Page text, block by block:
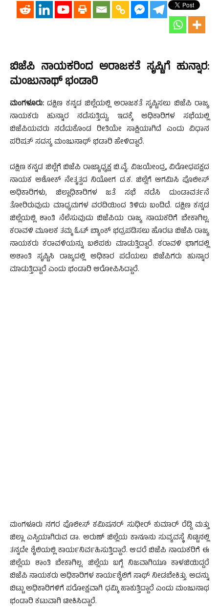
ಬಿಜೆಪಿ ನಾಯಕರಿಂದ ಅರಾಜಕತೆ ಸೃಷ್ಟಿಗೆ ಹುನ್ನಾರ:
ಮಂಜುನಾಥ್ ಭಂಡಾರಿ
ಮಂಗಳೂರು: ದಕ್ಷಿಣ ಕನ್ನಡ ಜಿಲ್ಲೆಯಲ್ಲಿ ಅರಾಜಕತೆ ಸೃಷ್ಟಿಸಲು ಬಿಜೆಪಿ ರಾಜ್ಯ
ನಾಯಕರು ಹುನ್ನಾರ ನಡೆಸುತ್ತಿದ್ದು, ಇದಕ್ಕೆ ಅಧಿಕಾರಿಗಳ ಸಭೆಯಲ್ಲಿ
ಬಿಜೆಪಿಯವರು ನಡೆದುಕೊಂಡ ರೀತಿಯೇ ಸಾಕ್ಷಿಯಾಗಿದೆ ಎಂದು ವಿಧಾನ
ಪರಿಷತ್ ಸದಸ್ಯ ಮಂಜುನಾಥ್ ಭಡಾರಿ ಹೇಳಿದ್ದಾರೆ.
ದಕ್ಷಿಣ ಕನ್ನಡ ಜಿಲ್ಲೆಗೆ ಬಿಜೆಪಿ ರಾಜ್ಯಾಧ್ಯಕ್ಷ ಬಿ.ವೈ. ವಿಜಯೇಂದ್ರ, ವಿರೋಧಪಕ್ಷದ
ನಾಯಕ ಅಶೋಕ್ ನೇತೃತ್ವದ ನಿಯೋಗ ದ.ಕ. ಜಿಲ್ಲೆಗೆ ಆಗಮಿಸಿ ಪೊಲೀಸ್
ಅಧಿಕಾರಿಗಳು, ಜಿಲ್ಲಾಧಿಕಾರಿಗಳ ಜತೆ ಸಭೆ ನಡೆಸಿ ದುಂಡಾವರ್ತನೆ
ತೋರಿರುವುದು ಮಾಧ್ಯಮಗಳ ವರದಿಯಿಂದ ತಿಳಿದು ಬಂದಿದೆ. ದಕ್ಷಿಣ ಕನ್ನಡ
ಜಿಲ್ಲೆಯಲ್ಲಿ ಶಾಂತಿ ನೆಲೆಸುವುದು ಬಿಜೆಪಿಯ ರಾಜ್ಯ ನಾಯಕರಿಗೆ ಬೇಕಾಗಿಲ್ಲ.
ಕರಾವಳಿ ಮೂಲಕ ತಮ್ಮ ಓಟ್ ಬ್ಯಾಂಕ್ ಭದ್ರಪಡಿಸಲು ಹೊರಟ ಬಿಜೆಪಿ ರಾಜ್ಯ
ನಾಯಕರು ಕರಾವಳಿಯನ್ನು ಬಲಿಪಶು ಮಾಡುತ್ತಿದ್ದಾರೆ. ಕರಾವಳಿ ಭಾಗದಲ್ಲಿ
ಅಶಾಂತಿ ಸೃಷ್ಟಿಸಿ ರಾಜ್ಯದಲ್ಲಿ ಅಧಿಕಾರ ಪಡೆಯಲು ಬಿಜೆಪಿಗರು ಹುನ್ನಾರ
ಮಾಡುತ್ತಿದ್ದಾರೆ ಎಂದು ಭಂಡಾರಿ ಆರೋಪಿಸಿದ್ದಾರೆ.
ಮಂಗಳೂರು ನಗರ ಪೊಲೀಸ್ ಕಮಿಷನರ್ ಸುಧೀರ್ ಕುಮಾರ್ ರೆಡ್ಡಿ ಮತ್ತು
ಜಿಲ್ಲಾ ಎಸ್ಪಿಯಾಗಿರುವ ಡಾ. ಅರುಣ್ ಜಿಲ್ಲೆಯ ಕಾನೂನು ಸುವ್ಯವಸ್ಥೆ ನಿಟ್ಟಿನಲ್ಲಿ
ತನ್ನದೇ ಶೈಲಿಯಲ್ಲಿ ಕಾರ್ಯನಿರ್ವಹಿಸುತ್ತಿದ್ದಾರೆ. ಆದರೆ ಬಿಜೆಪಿ ನಾಯಕರಿಗೆ ಈ
ಜಿಲ್ಲೆಯ ಶಾಂತಿ ಬೇಕಾಗಿಲ್ಲ. ಜಿಲ್ಲೆಯ ಬಗ್ಗೆ ನಿಜವಾಗಿಯೂ ಕಾಳಜಿಯಿದ್ದರೆ
ಬಿಜೆಪಿ ನಾಯಕರು ಅಧಿಕಾರಿಗಳ ಕಾರ್ಯಶೈಲಿಗೆ ಸಾಥ್ ನೀಡಬೇಕಿತ್ತು. ಅದನ್ನು
ಬಿಟ್ಟು ಅಧಿಕಾರಿಗಳಿಗೆ ಪರೋಕ್ಷವಾಗಿ ಧಮ್ಕಿ ಹಾಕುತ್ತಿದ್ದಾರೆ ಎಂದು ಮಂಜುನಾಥ
ಭಂಡಾರಿ ಕಟುವಾಗಿ ಟೀಕಿಸಿದ್ದಾರೆ.